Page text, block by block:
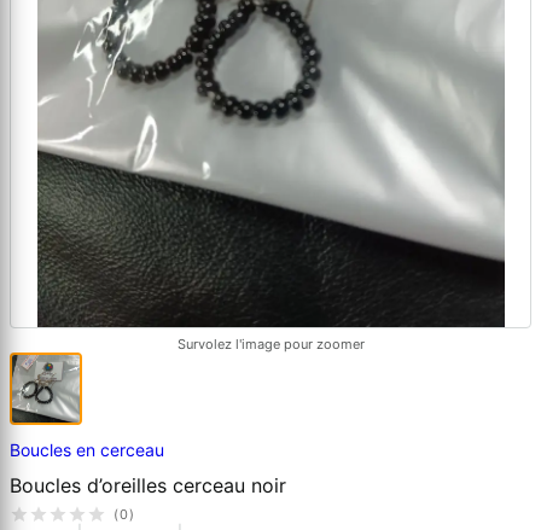
Survolez l'image pour zoomer
Boucles en cerceau
Boucles d’oreilles cerceau noir
(0)